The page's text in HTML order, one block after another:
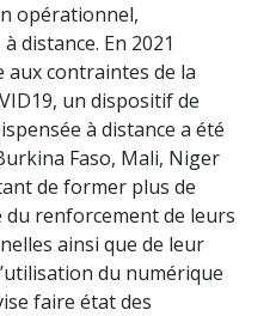
opérationnel,
distance. En 2021
contraintes de la
un dispositif de
à distance a été
Faso, Mali, Niger
de former plus de
du renforcement de leurs
ainsi que de leur
du numérique
faire état des